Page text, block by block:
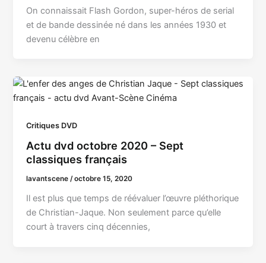
On connaissait Flash Gordon, super-héros de serial
et de bande dessinée né dans les années 1930 et
devenu célèbre en
Critiques DVD
Actu dvd octobre 2020 – Sept
classiques français
lavantscene/octobre 15, 2020
Il est plus que temps de réévaluer l’œuvre pléthorique
de Christian-Jaque. Non seulement parce qu’elle
court à travers cinq décennies,